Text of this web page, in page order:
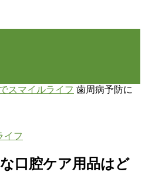
スマイルライフ 歯周病予防に
イフ
口腔ケア用品はど